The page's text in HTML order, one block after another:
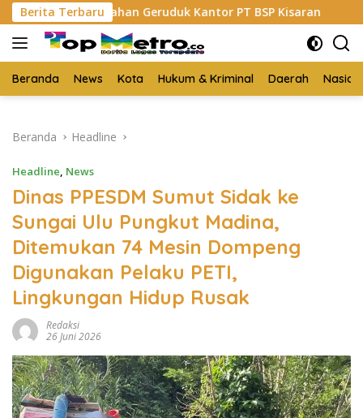
Langsung
ke
konten
Berita Terbaru
Asahan Geruduk Kantor PT BSP Kisaran Budi Yanto
Beranda News Kota Hukum & Kriminal Daerah
Beranda Headline
Headline, News
Dinas PPESDM Sumut Sidak ke
Sungai Ulu Pungkut Madina,
Ditemukan 74 Mesin Dompeng
Digunakan Pelaku PETI,
Lingkungan Hidup Rusak
Redaksi
26 Juni 2026